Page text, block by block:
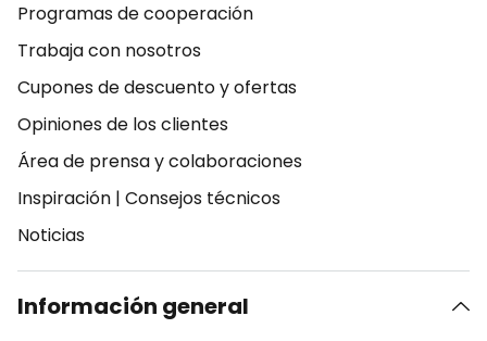
Programas de cooperación
Trabaja con nosotros
Cupones de descuento y ofertas
Opiniones de los clientes
Área de prensa y colaboraciones
Inspiración | Consejos técnicos
Noticias
Información general